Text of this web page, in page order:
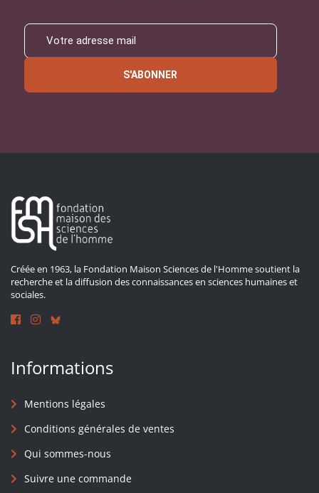
S'ABONNER
Créée en 1963, la Fondation Maison Sciences de l'Homme soutient la
recherche et la diffusion des connaissances en sciences humaines et
sociales.
Informations
Mentions légales
Conditions générales de ventes
Qui sommes-nous
Suivre une commande